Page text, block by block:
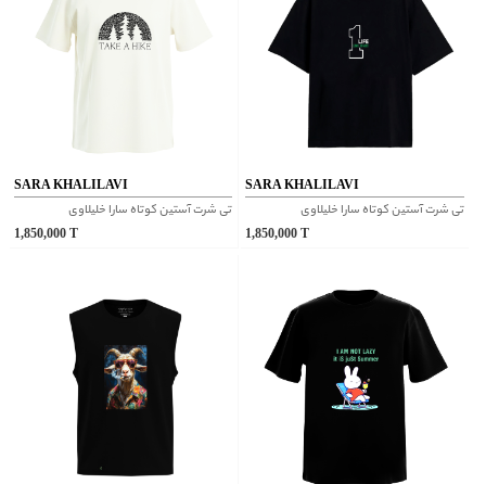
SARA KHALILAVI
تی شرت آستین کوتاه سارا خلیلاوی
1,850,000T
SARA KHALILAVI
تی شرت آستین کوتاه سارا خلیلاوی
1,850,000 T